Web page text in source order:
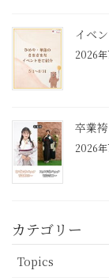
イベ
2026
卒業
2026
カテゴリー
Topics